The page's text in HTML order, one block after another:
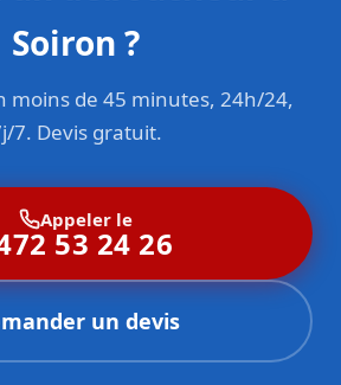
Soiron ?
de 45 minutes, 24h/24,
7. Devis gratuit.
Appeler le
53 24 26
un devis